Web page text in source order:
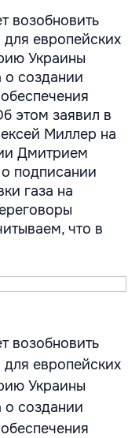
возобновить
для европейских
Украины
о создании
этом заявил в
Миллер на
Дмитрием
подписании
газа на
что в
возобновить
для европейских
Украины
о создании